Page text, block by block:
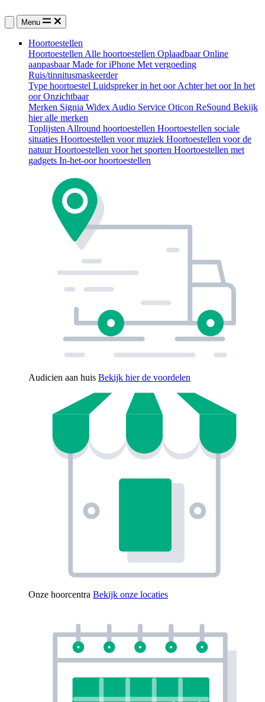
Menu
Hoortoestellen
Hoortoestellen Alle hoortoestellen OplaadbaarOnline
aanpasbaarMade for iPhone Met vergoeding
Ruis/tinnitusmaskeerder
Type hoortoestel Luidspreker in het oorAchter het oorIn het
oorOnzichtbaar
Merken Signia Widex Audio Service Oticon ReSound Bekijk
hier alle merken
Toplijsten Allround hoortoestellen Hoortoestellen sociale
situaties Hoortoestellen voor muziek Hoortoestellen voor de
natuurHoortoestellen voor het sporten Hoortoestellen met
gadgets In-het-oor hoortoestellen
Audicien aan huis Bekijk hier de voordelen
Onze hoorcentra Bekijk onze locaties